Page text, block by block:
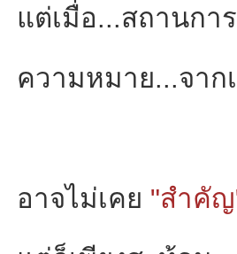
แต่เมื่อ...สถานกา
ความหมาย...จาก
อาจไม่เคย "สำคั